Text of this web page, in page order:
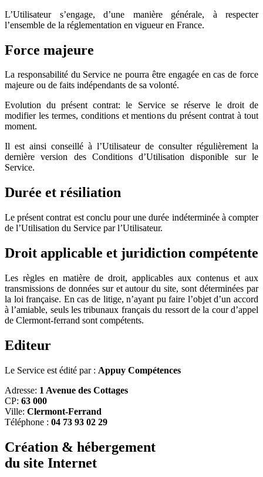
L’Utilisateur s’engage, d’une manière générale, à respecter
l’ensemble de la réglementation en vigueur en France.
Force majeure
La responsabilité du Service ne pourra être engagée en cas de force
majeure ou de faits indépendants de sa volonté.
Evolution du présent contrat: le Service se réserve le droit de
modifier les termes, conditions et mentions du présent contrat à tout
moment.
Il est ainsi conseillé à l’Utilisateur de consulter régulièrement la
dernière version des Conditions d’Utilisation disponible sur le
Service.
Durée et résiliation
Le présent contrat est conclu pour une durée indéterminée à compter
de l’Utilisation du Service par l’Utilisateur.
Droit applicable et juridiction compétente
Les règles en matière de droit, applicables aux contenus et aux
transmissions de données sur et autour du site, sont déterminées par
la loi française. En cas de litige, n’ayant pu faire l’objet d’un accord
à l’amiable, seuls les tribunaux français du ressort de la cour d’appel
de Clermont-ferrand sont compétents.
Editeur
Le Service est édité par : Appuy Compétences
Adresse: 1 Avenue des Cottages
CP: 63 000
Ville: Clermont-Ferrand
Téléphone : 04 73 93 02 29
Création & hébergement
du site Internet